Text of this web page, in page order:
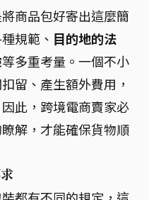
商品包好寄出這麼簡
規範、 目的地的法
等多重考量。一個不小
留、產生額外費用，
此，跨境電商賣家必
解，才能確保貨物順